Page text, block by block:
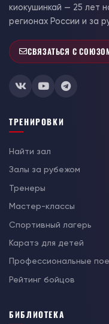
киокушинкай — 25 лет
регионах России и за
СВЯЗАТЬСЯ С
ТРЕНИРОВКИ
Найти зал
Залы за рубежом
Тренеры
Мастер-классы
Спортивный лагерь
Каратэ для детей
Профессиональные
Рейтинг бойцов
БИБЛИОТЕКА